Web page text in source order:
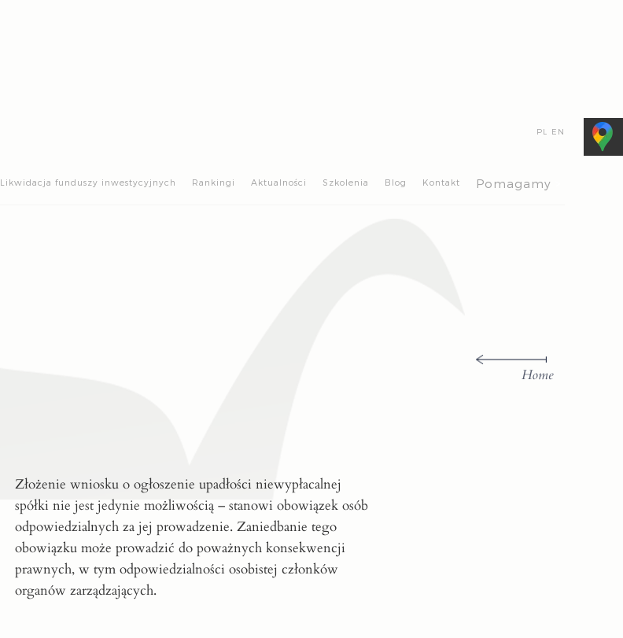
PL EN
Likwidacja funduszy inwestycyjnych Rankingi Aktualności Szkolenia Blog Kontakt Pomagamy
Home
Złożenie wniosku o ogłoszenie upadłości niewypłacalnej
spółki nie jest jedynie możliwością – stanowi obowiązek osób
odpowiedzialnych za jej prowadzenie. Zaniedbanie tego
obowiązku może prowadzić do poważnych konsekwencji
prawnych, w tym odpowiedzialności osobistej członków
organów zarządzających.